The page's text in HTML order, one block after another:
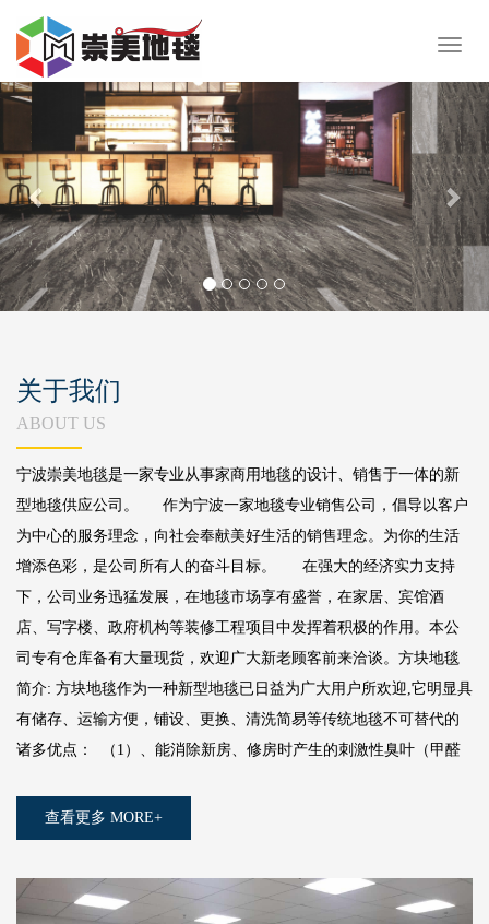
展
开
导
航
Previous
关于我们
ABOUT US
宁波崇美地毯是一家专业从事家商用地毯的设计、销售于一体的新
型地毯供应公司。 作为宁波一家地毯专业销售公司，倡导以客户
为中心的服务理念，向社会奉献美好生活的销售理念。为你的生活
增添色彩，是公司所有人的奋斗目标。 在强大的经济实力支持
下，公司业务迅猛发展，在地毯市场享有盛誉，在家居、宾馆酒
店、写字楼、政府机构等装修工程项目中发挥着积极的作用。本公
司专有仓库备有大量现货，欢迎广大新老顾客前来洽谈。方块地毯
简介: 方块地毯作为一种新型地毯已日益为广大用户所欢迎,它明显具
有储存、运输方便，铺设、更换、清洗简易等传统地毯不可替代的
诸多优点： （1）、能消除新房、修房时产生的刺激性臭叶（甲醛
查看更多 MORE+